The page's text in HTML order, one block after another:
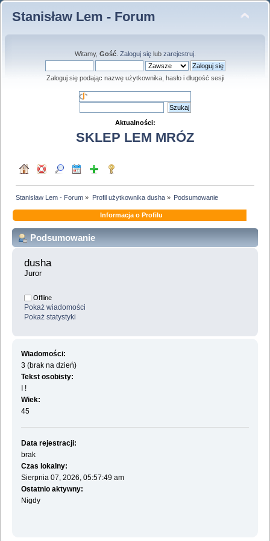
Stanisław Lem - Forum
Witamy, Gość. Zaloguj sięlub zarejestruj.
Zaloguj się podając nazwę użytkownika, hasło i długość sesji
Aktualności:
SKLEP LEM MRÓZ
Stanisław Lem - Forum » Profil użytkownika dusha» Podsumowanie
Informacja o Profilu
Podsumowanie
dusha
Juror
Offline
Pokaż wiadomości
Pokaż statystyki
Wiadomości:
3 (brak na dzień)
Tekst osobisty:
I !
Wiek:
45
Data rejestracji:
brak
Czas lokalny:
Sierpnia 07, 2026, 05:57:49 am
Ostatnio aktywny:
Nigdy